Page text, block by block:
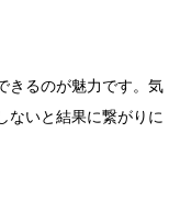
きるのが魅力です。気
ないと結果に繋がりに